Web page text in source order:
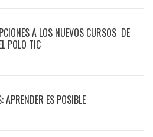
A LOS NUEVOS CURSOS DE
POLO TIC
ES POSIBLE